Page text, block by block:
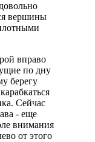
вершины
вправо
по дну
берегу
Сейчас
- еще
внимания
от этого